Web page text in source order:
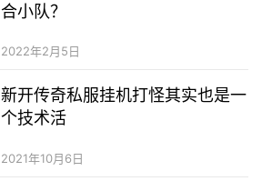
合小队？
2022年2月5日
新开传奇私服挂机打怪其实也是一
个技术活
2021年10月6日